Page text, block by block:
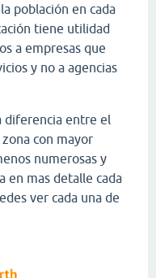
población en cada
tiene utilidad
a empresas que
y no a agencias
diferencia entre el
con mayor
numerosas y
en mas detalle cada
ver cada una de